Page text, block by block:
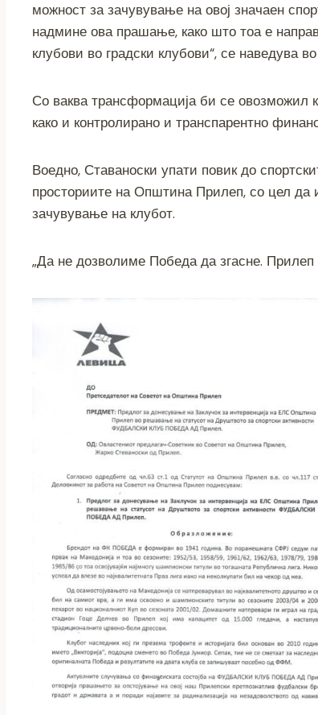
можност за зачувување на овој значаен
надмине ова прашање, како што тоа е
клубови во градски клубови“, се наведува
Со ваква трансформација би се овозможил
како и контролирано и транспарентно
Воедно, Ставаноски упати повик до
просториите на Општина Прилеп, со цел да
зачувување на клубот.
„Да не дозволиме Победа да згасне.